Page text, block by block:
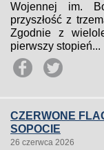
Wojennej im.
przyszłość z
Zgodnie z
pierwszy stopień...
CZERWONE
SOPOCIE
26 czerwca 2026